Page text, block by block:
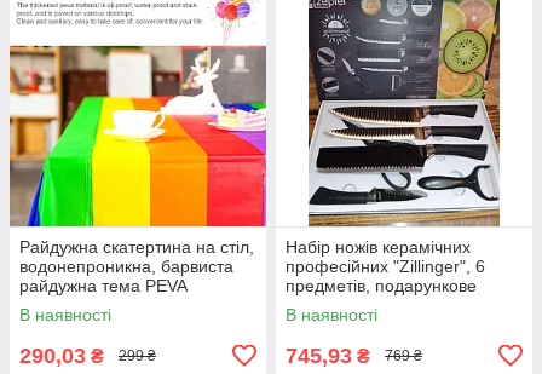
Райдужна скатертина на стіл,
водонепроникна, барвиста
райдужна тема PEVA
137х274 "Reinbow"
В наявності
290,03 ₴ 299 ₴
Набір ножів керамічних
професійних "Zillinger", 6
предметів, подарункове
паковання. Оригінадів
В наявності
745,93 ₴ 769 ₴